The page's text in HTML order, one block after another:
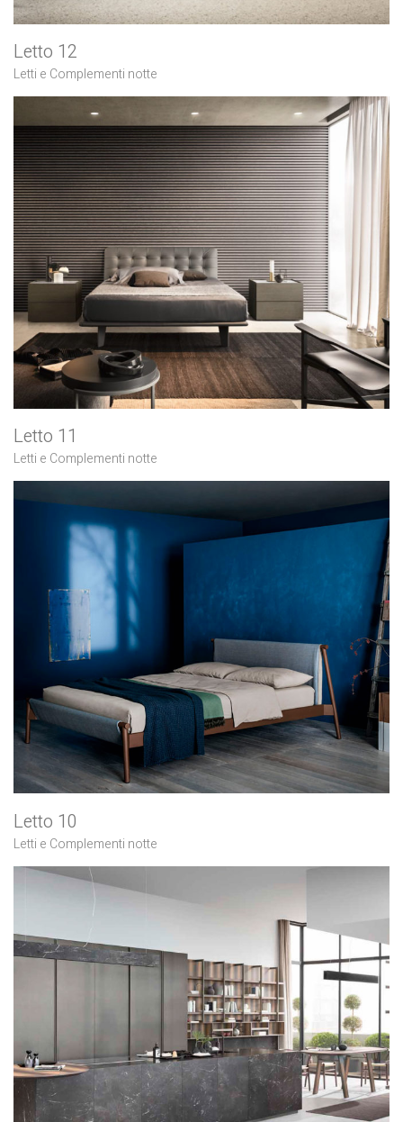
Letto 12
Letti e Complementi notte
Letto 11
Letti e Complementi notte
Letto 10
Letti e Complementi notte